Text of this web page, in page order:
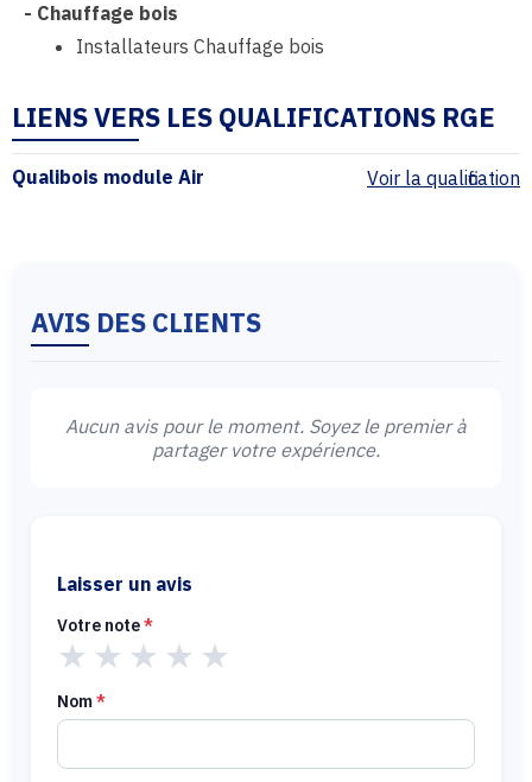
- Chauffage bois
Installateurs Chauffage bois
LIENS VERS LES QUALIFICATIONS RGE
Qualibois module Air Voir la qualification
AVIS DES CLIENTS
Aucun avis pour le moment. Soyez le premier à
partager votre expérience.
Laisser un avis
Votre note*
★ ★ ★ ★ ★
Nom*